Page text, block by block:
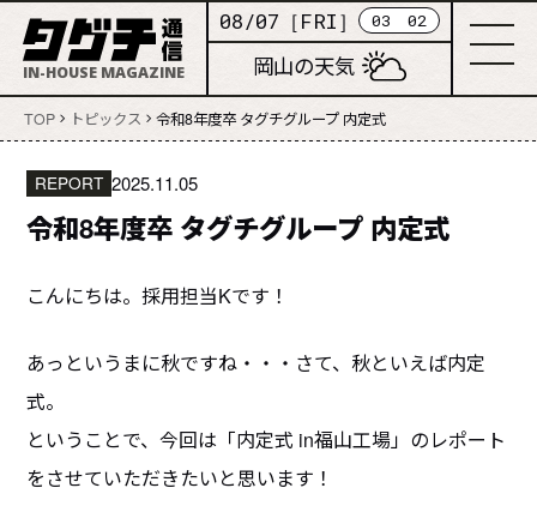
IN-HOUSE MAGAZINE
08/07 FRI 03 02
岡山の天気
TOP トピックス 令和8年度卒 タグチグループ 内定式
REPORT 2025.11.05
令和8年度卒 タグチグループ 内定式
こんにちは。採用担当Kです！
あっというまに秋ですね・・・さて、秋といえば内定
式。
ということで、今回は「内定式 in福山工場」のレポート
をさせていただきたいと思います！